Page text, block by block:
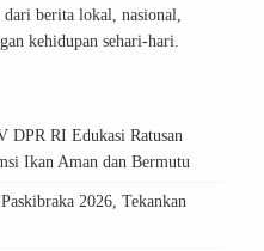
berita lokal, nasional,
kehidupan sehari-hari.
DPR RI Edukasi Ratusan
Ikan Aman dan Bermutu
2026, Tekankan